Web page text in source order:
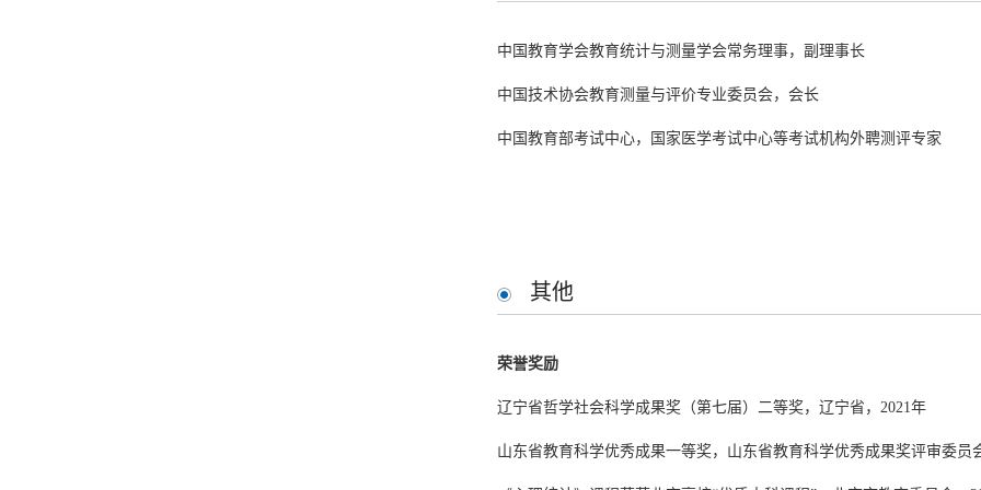
北京市人才选拔中抗作假的自适应人格迫选测验的研发与应用，教育部
医师资格考试医学综合笔试的合格分数线等值研究，国家医学考试中心
高等教育大众化阶段质量保障与评价体系研究（1）子课题——评价指标
教育质量评价、分析与指导系统：抽样设计与数据分析，教育部课程教
中国教育学会教育统计与测量学会常务理事，副理事长
中国技术协会教育测量与评价专业委员会，会长
中国教育部考试中心，国家医学考试中心等考试机构外聘测评专家
其他
荣誉奖励
辽宁省哲学社会科学成果奖（第七届）二等奖，辽宁省，2021年
山东省教育科学优秀成果一等奖，山东省教育科学优秀成果奖评审委员